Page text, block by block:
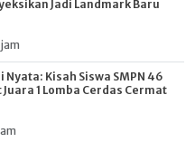
Jadi Landmark Baru
Nyata: Kisah Siswa SMPN 46
1 Lomba Cerdas Cermat